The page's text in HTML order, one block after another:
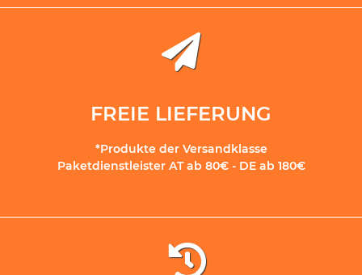
FREIE LIEFERUNG
*Produkte der Versandklasse
Paketdienstleister AT ab 80€ - DE ab 180€